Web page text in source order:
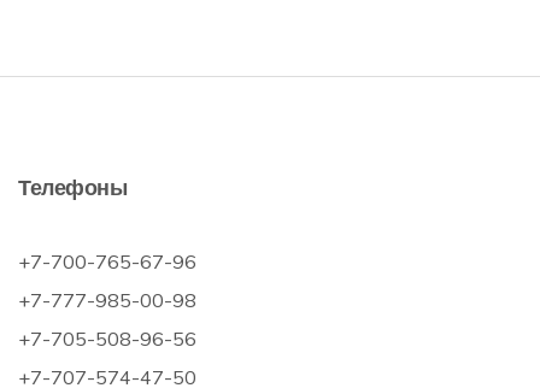
Телефоны
+7-700-765-67-96
+7-777-985-00-98
+7-705-508-96-56
+7-707-574-47-50